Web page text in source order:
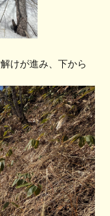
けが進み、下から